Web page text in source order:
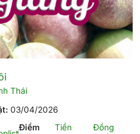
Thái
03/04/2026
Điểm
Tiền
Đồng